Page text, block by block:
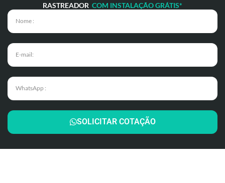
RASTREADOR COM INSTALAÇÃO GRÁTIS*
SOLICITAR COTAÇÃO